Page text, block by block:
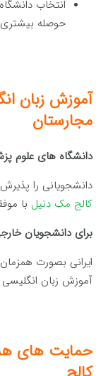
انتخاب
حوصله
آموزش زبان
مجارستان
دانشگاه های علوم
دانشجویانی را
کالج مک دنیل با
برای دانشجویان
ایرانی بصورت
آموزش زبان انگلیسی
حمایت های